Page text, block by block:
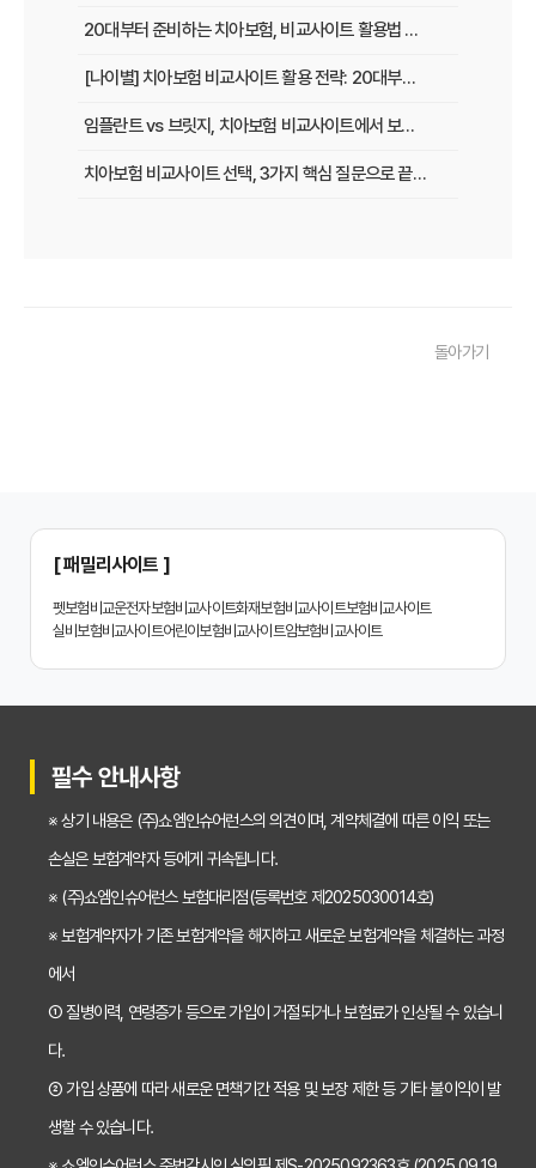
20대부터 준비하는 치아보험, 비교사이트 활용법 A to Z
[나이별] 치아보험 비교사이트 활용 전략: 20대부터 60대까지 맞춤 가이드
임플란트 vs 브릿지, 치아보험 비교사이트에서 보장 범위 꼼꼼하게 확인하는 꿀팁
치아보험 비교사이트 선택, 3가지 핵심 질문으로 끝내기
치아보험 비교사이트 똑똑하게 활용하는 3가지 꿀팁
치아보험 비교사이트 선택 전 반드시 알아야 할 5가지 핵심 질문
임플란트, 크라운 치료비 부담? 치아보험 비교사이트 활용법 및 보장꿀팁
2026년 치아보험, 가격 vs 보장! 비교 분석으로 나에게 딱 맞는 보험 찾기
치아보험 비교사이트 활용법: 숨겨진 보장까지 꼼꼼하게 찾는 꿀팁
돌아가기
[ 패밀리사이트 ]
펫보험비교운전자보험비교사이트화재보험비교사이트보험비교사이트
실비보험비교사이트어린이보험비교사이트암보험비교사이트
필수 안내사항
※ 상기 내용은 (주)쇼엠인슈어런스의 의견이며, 계약체결에 따른 이익 또는
손실은 보험계약자 등에게 귀속됩니다.
※ (주)쇼엠인슈어런스 보험대리점(등록번호 제2025030014호)
※ 보험계약자가 기존 보험계약을 해지하고 새로운 보험계약을 체결하는 과정
에서
① 질병이력, 연령증가 등으로 가입이 거절되거나 보험료가 인상될 수 있습니
다.
② 가입 상품에 따라 새로운 면책기간 적용 및 보장 제한 등 기타 불이익이 발
생할 수 있습니다.